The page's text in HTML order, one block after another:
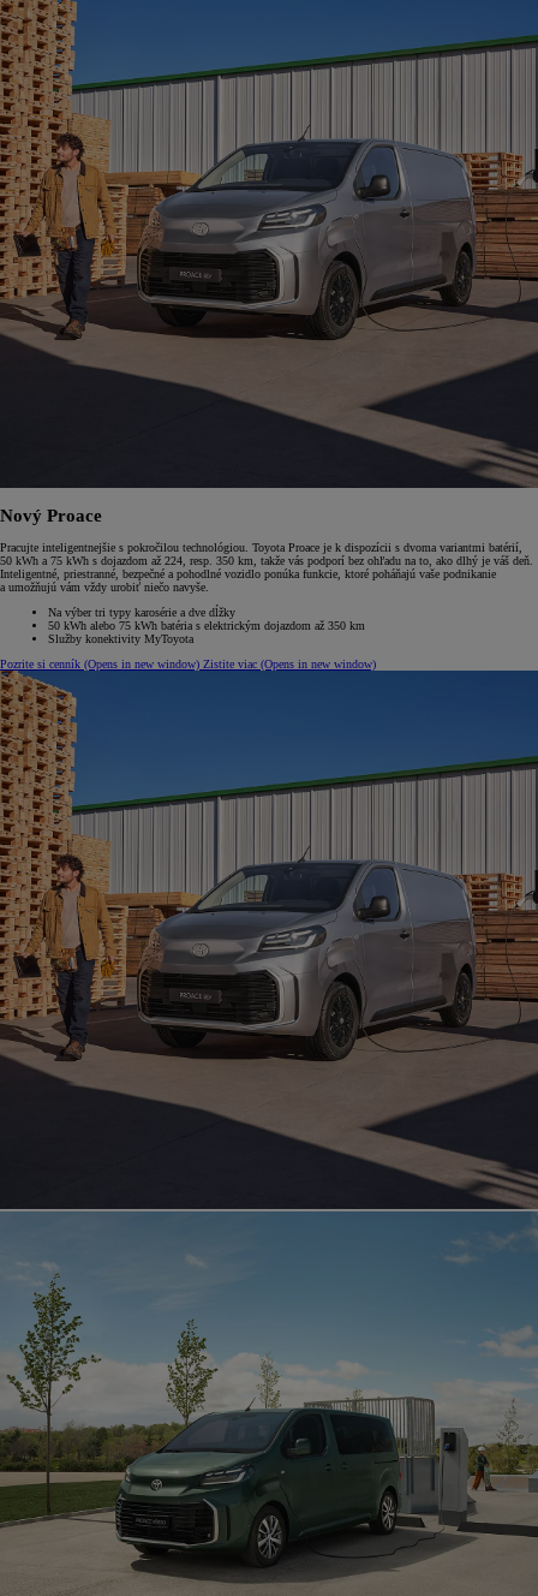
Nový Proace
Pracujte inteligentnejšie s pokročilou technológiou. Toyota Proace je k dispozícii s dvoma variantmi batérií,
50 kWh a 75 kWh s dojazdom až 224, resp. 350 km, takže vás podporí bez ohľadu na to, ako dlhý je váš deň.
Inteligentné, priestranné, bezpečné a pohodlné vozidlo ponúka funkcie, ktoré poháňajú vaše podnikanie
a umožňujú vám vždy urobiť niečo navyše.
Na výber tri typy karosérie a dve dĺžky
50 kWh alebo 75 kWh batéria s elektrickým dojazdom až 350 km
Služby konektivity MyToyota
Pozrite si cenník (Opens in new window) Zistite viac (Opens in new window)